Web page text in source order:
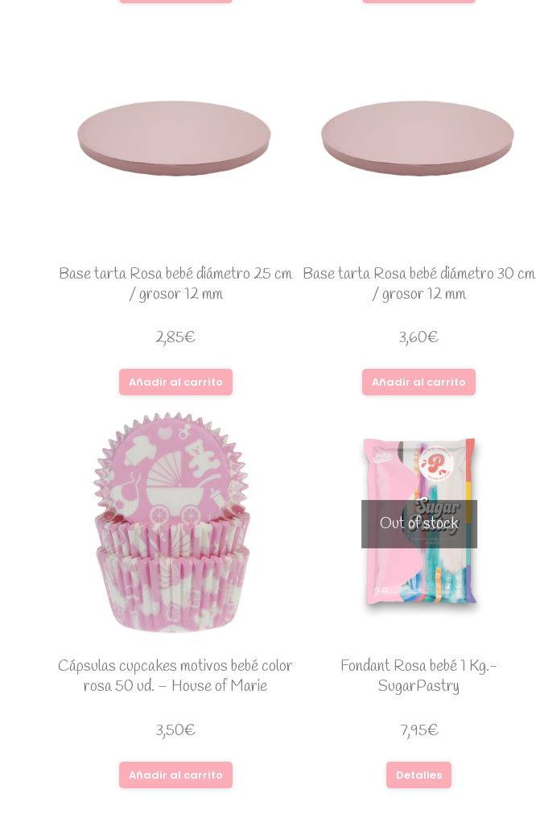
Base tarta Rosa bebé diámetro 25 cm
/ grosor 12 mm
2,85€
Añadir al carrito
Base tarta Rosa bebé diámetro 30 cm
/ grosor 12 mm
3,60€
Añadir al carrito
Cápsulas cupcakes motivos bebé color
rosa 50 ud. – House of Marie
3,50€
Añadir al carrito
Out of stock
Fondant Rosa bebé 1 Kg.-
SugarPastry
7,95€
Detalles